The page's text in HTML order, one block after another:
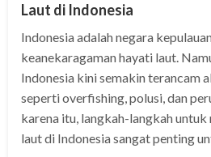
Laut di Indonesia
Indonesia adalah negara
keanekaragaman hayati laut.
Indonesia kini semakin
seperti overfishing, polusi, dan
karena itu, langkah-langkah
laut di Indonesia sangat penting